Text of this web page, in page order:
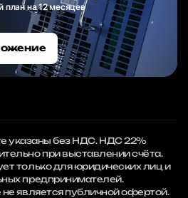
на 12 месяцев
указаны без НДС. НДС 22%
при выставлении счёта.
только для юридических лиц и
предпринимателей.
является публичной офертой.